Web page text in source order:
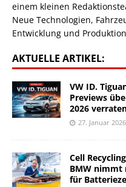
einem kleinen
Neue Technologien,
Entwicklung und
AKTUELLE ARTIKEL:
VW ID.
Previews
2026
27. Januar 2026
Cell
BMW nimmt
für